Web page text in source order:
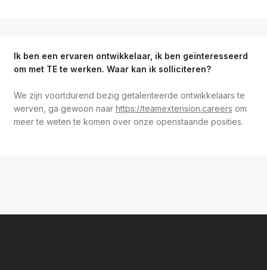
Ik ben een ervaren ontwikkelaar, ik ben geïnteresseerd
om met TE te werken. Waar kan ik solliciteren?
We zijn voortdurend bezig getalenteerde ontwikkelaars te
werven, ga gewoon naar https://teamextension.careers om
meer te weten te komen over onze openstaande posities.